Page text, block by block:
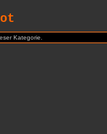
Kategorie.